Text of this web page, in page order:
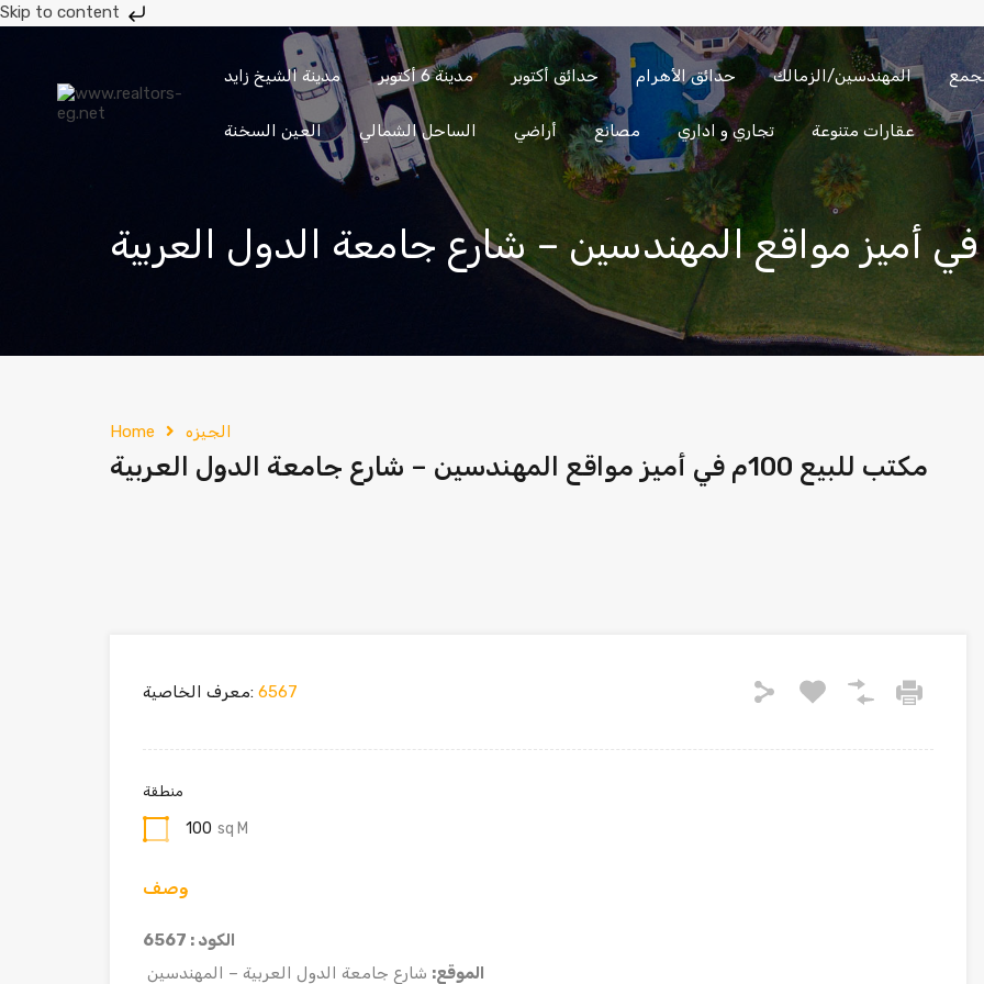
Skip to content
مدينة الشيخ
مدينة 6
حدائق
أكتوبر
حدائق
الأهرام
المهندسين/
الزمالك
التجمع
العين
السخنة
الساحل
الشمالي
مدينة الشيخ زايد مدينة 6 أكتوبر حدائق أكتوبر حدائق الأهرام المهندسين/الزمالك
العين السخنة الساحل الشمالي أراضي مصانع تجاري و اداري عقارات متنوعة
Home الجيزه
مكتب للبيع 100م في أميز مواقع المهندسين – شارع جامعة الدول العربية
معرف الخاصية: 6567
منطقة
100 sq M
وصف
الكود : 6567
الموقع: شارع جامعة الدول العربية – المهندسين